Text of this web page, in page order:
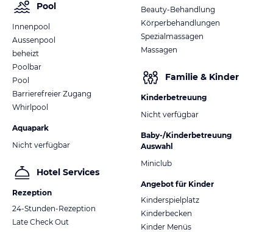
Pool
Innenpool
Aussenpool
beheizt
Poolbar
Pool
Barrierefreier Zugang
Whirlpool
Aquapark
Nicht verfügbar
Hotel Services
Rezeption
24-Stunden-Rezeption
Late Check Out
Beauty-Behandlung
Körperbehandlungen
Spezialmassagen
Massagen
Familie & Kinder
Kinderbetreuung
Nicht verfügbar
Baby-/Kinderbetreuung
Auswahl
Miniclub
Angebot für Kinder
Kinderspielplatz
Kinderbecken
Kinder Menüs